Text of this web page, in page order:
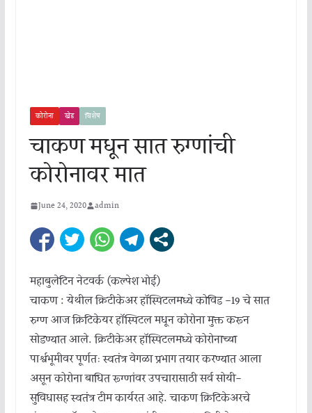
कोरोना खेड विशेष
चाकण मधून सात रुग्णांची
कोरोनावर मात
June 24, 2020 admin
महाबुलेटिन नेटवर्क (कल्पेश भोई)
चाकण : येथील क्रिटीकेअर हॉस्पिटलमध्ये कोविड -19 चे सात
रुग्ण आज क्रिटिकेयर हॉस्पिटल मधून कोरोना मुक्त करून
सोडण्यात आले. क्रिटीकेअर हॉस्पिटलमध्ये कोरोनाच्या
पार्श्वभूमीवर पूर्णतः स्वतंत्र वेगळा प्रभाग तयार करण्यात आला
असून कोरोना बाधित रूग्णांवर उपचारासाठी सर्व सोयी-
सुविधासह स्वतंत्र टीम कार्यरत आहे. चाकण क्रिटिकेअरचे